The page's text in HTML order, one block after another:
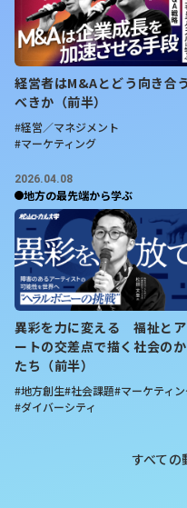
・日本側の受け止め
日本政府関係者は今回の
人質にしているというこ
抗措置に出たと分析して
【コメント】
高市さんはひどく真っ当
ますし、質問した立憲民
を引き出し、しかも撤回
なのか理解に苦しみます。
しかしながらインバウン
ンに入リます。ここから
になります。
【北海道ニュー
まつり閉幕後 2
商戦に影響か
https://www.hokkaido-
np.co.jp/article/
経営者はM&Aとどう向き合う
べきか（前半）
#経営／マネジメント
#マーケティング
2026.04.08
地方の最先端から学ぶ
異彩を力に変える 福祉とア
ートの交差点で描く社会のか
たち（前半）
#地方創生#社会課題#マーケティ
#ダイバーシティ
すべての